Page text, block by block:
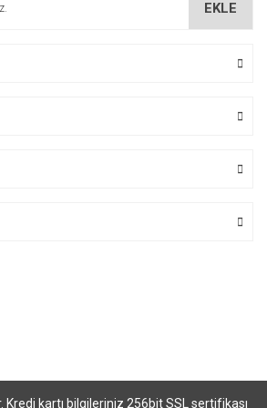
EKLE
Kredi kartı bilgileriniz 256bit SSL sertifikası